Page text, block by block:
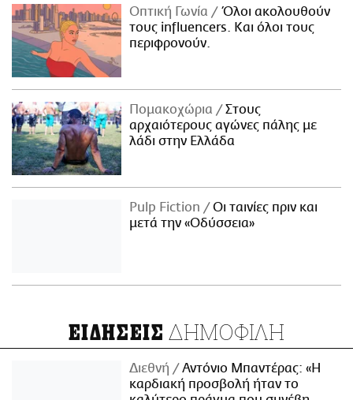
Οπτική Γωνία
Όλοι ακολουθούν
τους influencers. Και όλοι τους
περιφρονούν.
Πομακοχώρια
Στους
αρχαιότερους αγώνες πάλης με
λάδι στην Ελλάδα
Pulp Fiction
Οι ταινίες πριν και
μετά την «Οδύσσεια»
ΕΙΔΗΣΕΙΣ ΔΗΜΟΦΙΛΗ
Διεθνή
Αντόνιο Μπαντέρας: «Η
καρδιακή προσβολή ήταν το